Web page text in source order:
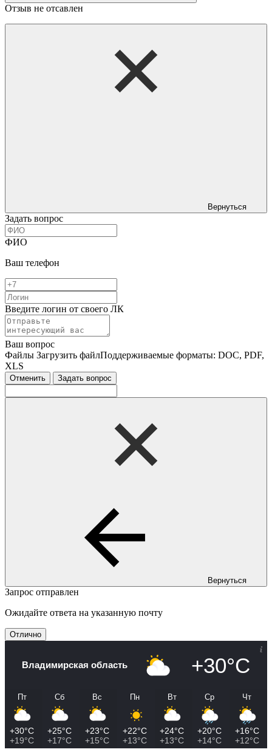
Отзыв не отсавлен
Вернуться
Задать вопрос
ФИО
Ваш телефон
Введите логин от своего ЛК
Ваш вопрос
Файлы Загрузить файлПоддерживаемые форматы: DOC, PDF,
XLS
Отменить Задать вопрос
Вернуться
Запрос отправлен
Ожидайте ответа на указанную почту
Отлично
Владимирская область +30°C
Пт
+30°C
+19°C
Сб
+25°C
+17°C
Вс
+23°C
+15°C
Пн
+22°C
+13°C
Вт
+24°C
+13°C
Ср
+20°C
+14°C
Чт
+16°C
+12°C